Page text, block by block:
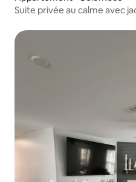
Suite privée au calme avec